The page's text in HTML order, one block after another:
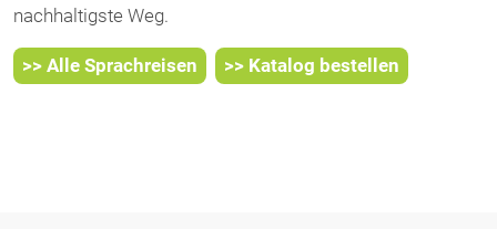
nachhaltigste Weg.
>> Alle Sprachreisen >> Katalog bestellen